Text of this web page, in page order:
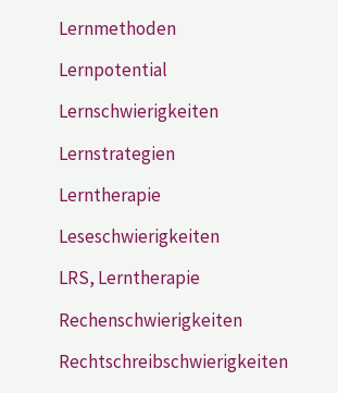
Lernmethoden
Lernpotential
Lernschwierigkeiten
Lernstrategien
Lerntherapie
Leseschwierigkeiten
LRS, Lerntherapie
Rechenschwierigkeiten
Rechtschreibschwierigkeiten